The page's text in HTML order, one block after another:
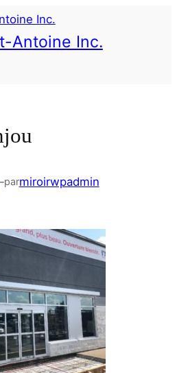
Antoine Inc.
parmiroirwpadmin